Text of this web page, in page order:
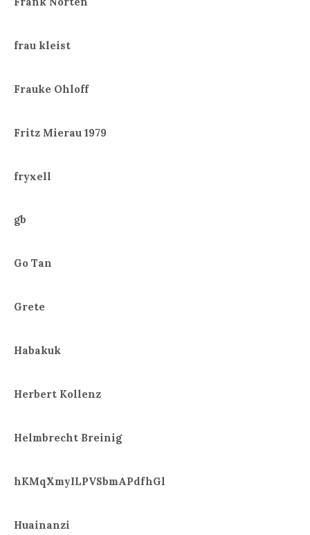
frau kleist
Frauke Ohloff
Fritz Mierau 1979
fryxell
gb
Go Tan
Grete
Habakuk
Herbert Kollenz
Helmbrecht Breinig
hKMqXmyILPVSbmAPdfhGl
Huainanzi